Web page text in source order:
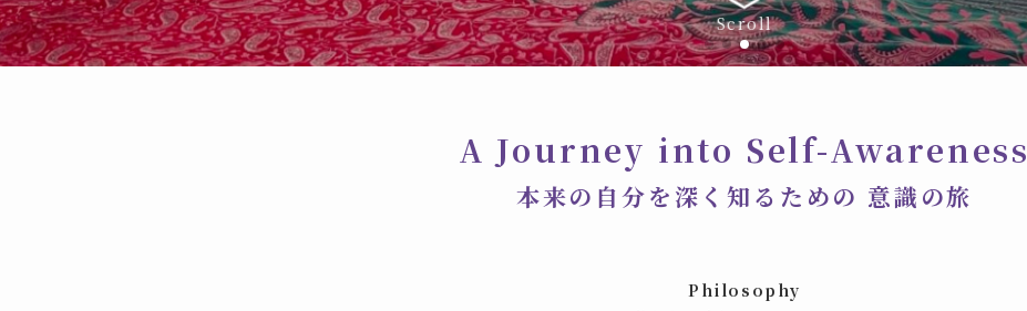
Scroll
A Journey into Self-Awareness
本来の自分を深く知るための 意識の旅
Philosophy